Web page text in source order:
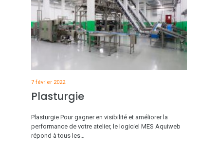
7 février 2022
Plasturgie
Plasturgie Pour gagner en visibilité et améliorer la
performance de votre atelier, le logiciel MES Aquiweb
répond à tous les…